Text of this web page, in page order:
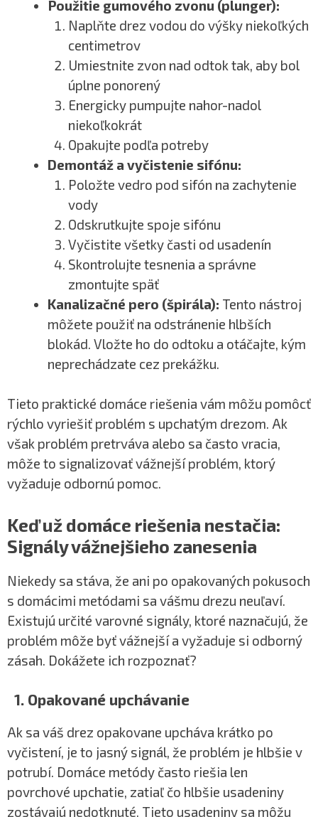
Použitie gumového zvonu (plunger):
Naplňte drez vodou do výšky niekoľkých
centimetrov
Umiestnite zvon nad odtok tak, aby bol
úplne ponorený
Energicky pumpujte nahor-nadol
niekoľkokrát
Opakujte podľa potreby
Demontáž a vyčistenie sifónu:
Položte vedro pod sifón na zachytenie
vody
Odskrutkujte spoje sifónu
Vyčistite všetky časti od usadenín
Skontrolujte tesnenia a správne
zmontujte späť
Kanalizačné pero (špirála): Tento nástroj
môžete použiť na odstránenie hlbších
blokád. Vložte ho do odtoku a otáčajte, kým
neprechádzate cez prekážku.
Tieto praktické domáce riešenia vám môžu pomôcť
rýchlo vyriešiť problém s upchatým drezom. Ak
však problém pretrváva alebo sa často vracia,
môže to signalizovať vážnejší problém, ktorý
vyžaduje odbornú pomoc.
Keď už domáce riešenia nestačia:
Signály vážnejšieho zanesenia
Niekedy sa stáva, že ani po opakovaných pokusoch
s domácimi metódami sa vášmu drezu neuľaví.
Existujú určité varovné signály, ktoré naznačujú, že
problém môže byť vážnejší a vyžaduje si odborný
zásah. Dokážete ich rozpoznať?
1. Opakované upchávanie
Ak sa váš drez opakovane upcháva krátko po
vyčistení, je to jasný signál, že problém je hlbšie v
potrubí. Domáce metódy často riešia len
povrchové upchatie, zatiaľ čo hlbšie usadeniny
zostávajú nedotknuté. Tieto usadeniny sa môžu